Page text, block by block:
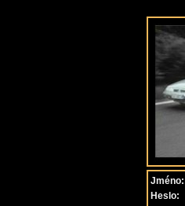
Jméno:
Heslo: